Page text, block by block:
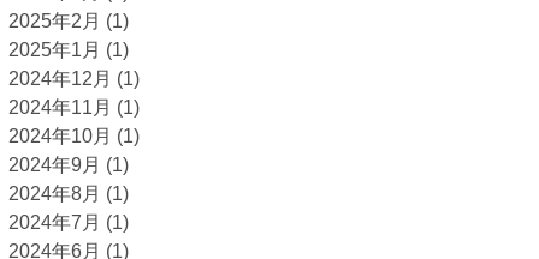
2025年2月 (1)
2025年1月 (1)
2024年12月 (1)
2024年11月 (1)
2024年10月 (1)
2024年9月 (1)
2024年8月 (1)
2024年7月 (1)
2024年6月 (1)